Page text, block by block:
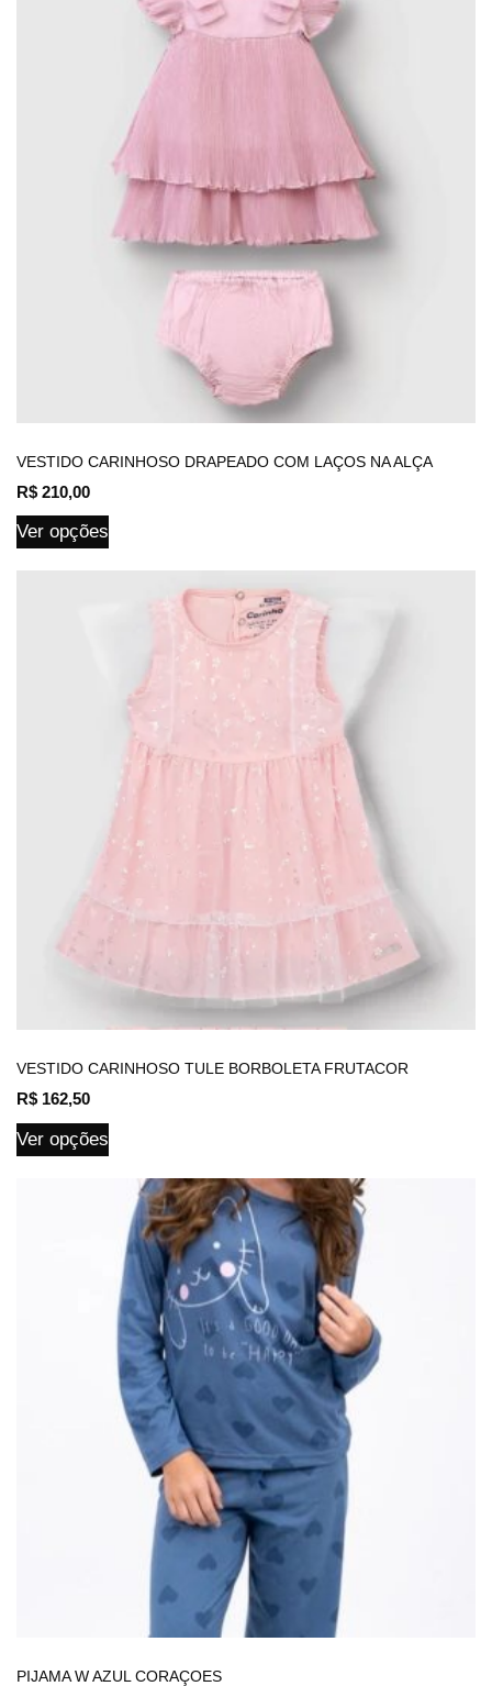
VESTIDO CARINHOSO DRAPEADO COM LAÇOS NA ALÇA
R$ 210,00
Ver opções
VESTIDO CARINHOSO TULE BORBOLETA FRUTACOR
R$ 162,50
Ver opções
PIJAMA W AZUL CORAÇOES